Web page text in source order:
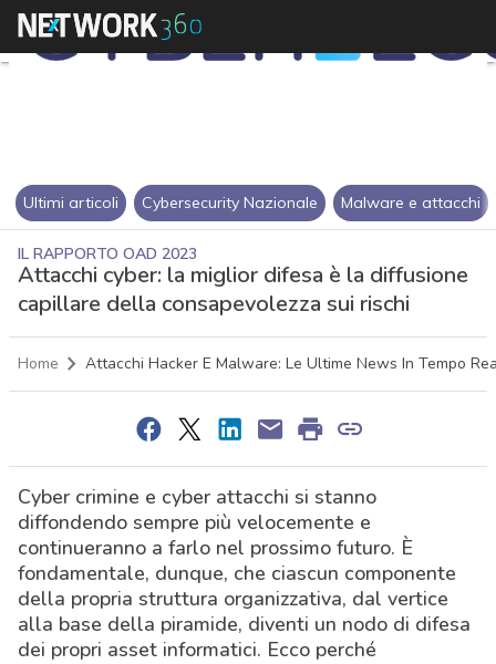
Ultimi articoli Cybersecurity Nazionale Malware e attacchi
IL RAPPORTO OAD 2023
Attacchi cyber: la miglior difesa è la diffusione
capillare della consapevolezza sui rischi
Home Attacchi Hacker E Malware: Le Ultime News In Tempo
Cyber crimine e cyber attacchi si stanno
diffondendo sempre più velocemente e
continueranno a farlo nel prossimo futuro. È
fondamentale, dunque, che ciascun componente
della propria struttura organizzativa, dal vertice
alla base della piramide, diventi un nodo di difesa
dei propri asset informatici. Ecco perché